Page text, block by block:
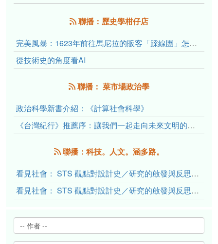
聯播：歷史學柑仔店
完美風暴：1623年前往馬尼拉的販客「踩線團」怎麼會困死於澎湖?
從技術史的角度看AI
聯播： 菜市場政治學
政治科學新書介紹：《計算社會科學》
《台灣紀行》推薦序：讓我們一起走向未來文明的備忘錄
聯播：科技。人文。涵多路。
看見社會： STS 觀點對設計史／研究的啟發與反思（下）
看見社會： STS 觀點對設計史／研究的啟發與反思（上）